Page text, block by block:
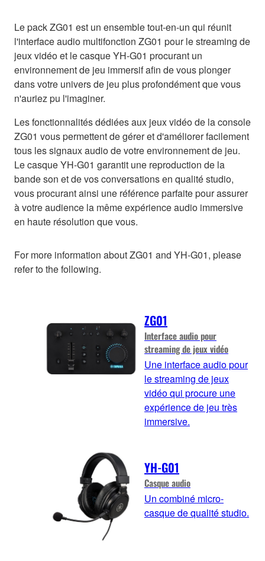
Le pack ZG01 est un ensemble tout-en-un qui réunit
l'interface audio multifonction ZG01 pour le streaming de
jeux vidéo et le casque YH-G01 procurant un
environnement de jeu immersif afin de vous plonger
dans votre univers de jeu plus profondément que vous
n'auriez pu l'imaginer.
Les fonctionnalités dédiées aux jeux vidéo de la console
ZG01 vous permettent de gérer et d'améliorer facilement
tous les signaux audio de votre environnement de jeu.
Le casque YH-G01 garantit une reproduction de la
bande son et de vos conversations en qualité studio,
vous procurant ainsi une référence parfaite pour assurer
à votre audience la même expérience audio immersive
en haute résolution que vous.
For more information about ZG01 and YH-G01, please
refer to the following.
ZG01
Interface audio pour
streaming de jeux vidéo
Une interface audio pour
le streaming de jeux
vidéo qui procure une
expérience de jeu très
immersive.
YH-G01
Casque audio
Un combiné micro-
casque de qualité studio.